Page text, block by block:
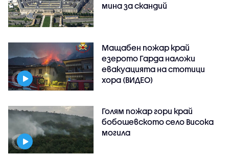
мина за скандий
Мащабен пожар край
езерото Гарда наложи
евакуацията на стотици
хора (ВИДЕО)
Голям пожар гори край
бобошевското село Висока
могила